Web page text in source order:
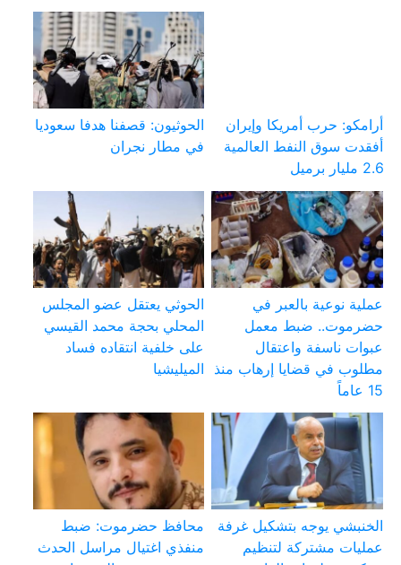
أرامكو: حرب أمريكا وإيران
أفقدت سوق النفط العالمية
2.6 مليار برميل
الحوثيون: قصفنا هدفا سعوديا
في مطار نجران
عملية نوعية بالعبر في
حضرموت.. ضبط معمل
عبوات ناسفة واعتقال
مطلوب في قضايا إرهاب منذ
15 عاماً
الحوثي يعتقل عضو المجلس
المحلي بحجة محمد القيسي
على خلفية انتقاده فساد
الميليشيا
الخنبشي يوجه بتشكيل غرفة
عمليات مشتركة لتنظيم
محافظ حضرموت: ضبط
منفذي اغتيال مراسل الحدث